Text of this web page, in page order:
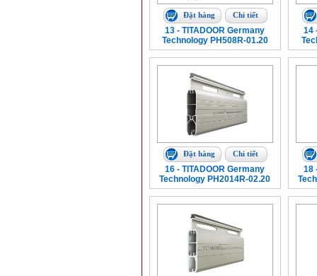
Đặt hàng Chi tiết
13 - TITADOOR Germany
Technology PH508R-01.20
14
Đặt hàng Chi tiết
16 - TITADOOR Germany
Technology PH2014R-02.20
18